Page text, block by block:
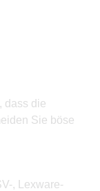
dass die
Sie böse
, Lexware-